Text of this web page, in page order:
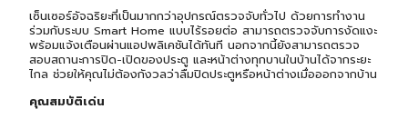
เซ็นเซอร์อัจฉริยะที่เป็นมากกว่าอุปกรณ์ตรวจจับทั่วไป ด้วยการทำงาน
ร่วมกับระบบ Smart Home แบบไร้รอยต่อ สามารถตรวจจับการงัดแงะ
พร้อมแจ้งเตือนผ่านแอปพลิเคชันได้ทันที นอกจากนี้ยังสามารถตรวจ
สอบสถานะการปิด-เปิดของประตู และหน้าต่างทุกบานในบ้านได้จากระยะ
ไกล ช่วยให้คุณไม่ต้องกังวลว่าลืมปิดประตูหรือหน้าต่างเมื่อออกจากบ้าน
คุณสมบัติเด่น